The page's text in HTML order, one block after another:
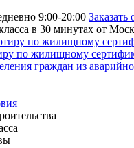
9:00-20:00
по жилищному
граждан из